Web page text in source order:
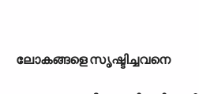
ലോകങ്ങളെ സൃഷ്ടിച്ചവനെ